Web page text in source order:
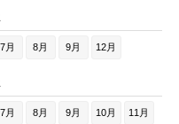
7月 8月 9月 12月
7月 8月 9月 10月 11月